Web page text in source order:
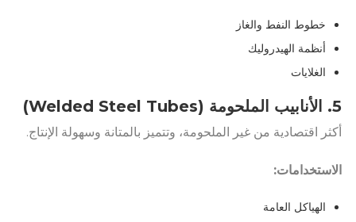
خطوط النفط والغاز
أنظمة الهيدروليك
الغلايات
5. الأنابيب الملحومة (Welded Steel Tubes)
أكثر اقتصادية من غير الملحومة، وتتميز بالمتانة وسهولة الإنتاج.
الاستخدامات:
الهياكل العامة